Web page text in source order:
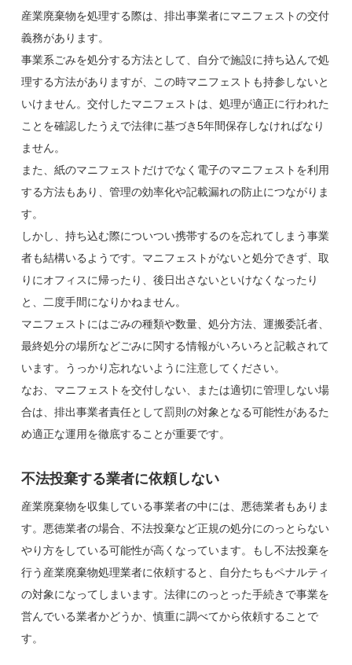
産業廃棄物を処理する際は、排出事業者にマニフェストの交付
義務があります。
事業系ごみを処分する方法として、自分で施設に持ち込んで処
理する方法がありますが、この時マニフェストも持参しないと
いけません。交付したマニフェストは、処理が適正に行われた
ことを確認したうえで法律に基づき5年間保存しなければなり
ません。
また、紙のマニフェストだけでなく電子のマニフェストを利用
する方法もあり、管理の効率化や記載漏れの防止につながりま
す。
しかし、持ち込む際についつい携帯するのを忘れてしまう事業
者も結構いるようです。マニフェストがないと処分できず、取
りにオフィスに帰ったり、後日出さないといけなくなったり
と、二度手間になりかねません。
マニフェストにはごみの種類や数量、処分方法、運搬委託者、
最終処分の場所などごみに関する情報がいろいろと記載されて
います。うっかり忘れないように注意してください。
なお、マニフェストを交付しない、または適切に管理しない場
合は、排出事業者責任として罰則の対象となる可能性があるた
め適正な運用を徹底することが重要です。
不法投棄する業者に依頼しない
産業廃棄物を収集している事業者の中には、悪徳業者もありま
す。悪徳業者の場合、不法投棄など正規の処分にのっとらない
やり方をしている可能性が高くなっています。もし不法投棄を
行う産業廃棄物処理業者に依頼すると、自分たちもペナルティ
の対象になってしまいます。法律にのっとった手続きで事業を
営んでいる業者かどうか、慎重に調べてから依頼することで
す。